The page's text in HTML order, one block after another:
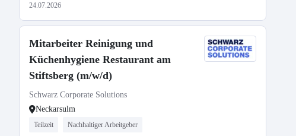
24.07.2026
Mitarbeiter Reinigung und
Küchenhygiene Restaurant am
Stiftsberg (m/w/d)
Schwarz Corporate Solutions
Neckarsulm
Teilzeit Nachhaltiger Arbeitgeber